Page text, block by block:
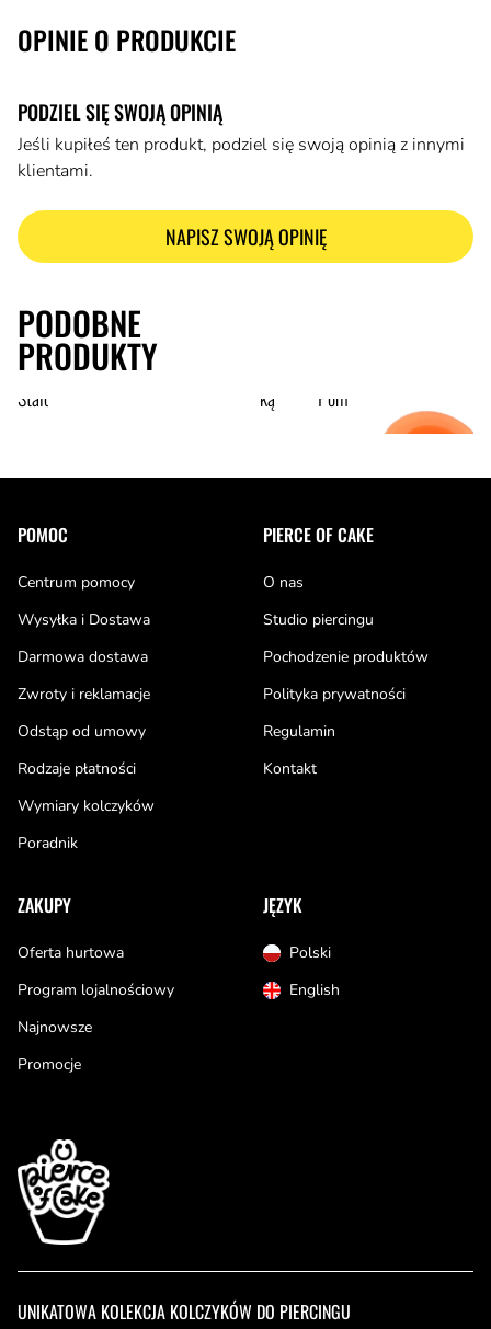
OPINIE O PRODUKCIE
PODZIEL SIĘ SWOJĄ OPINIĄ
Jeśli kupiłeś ten produkt, podziel się swoją opinią z innymi
klientami.
NAPISZ SWOJĄ OPINIĘ
PODOBNE
PRODUKTY
od21,00 zł
Stalowy tunel piła z odkręcaną ścianką Pomarańczowy pusty
POMOC
Centrum pomocy
Wysyłka i Dostawa
Darmowa dostawa
Zwroty i reklamacje
Odstąp od umowy
Rodzaje płatności
Wymiary kolczyków
Poradnik
PIERCE OF CAKE
O nas
Studio piercingu
Pochodzenie produktów
Polityka prywatności
Regulamin
Kontakt
ZAKUPY
Oferta hurtowa
Program lojalnościowy
Najnowsze
Promocje
JĘZYK
Polski
English
UNIKATOWA KOLEKCJA KOLCZYKÓW DO PIERCINGU